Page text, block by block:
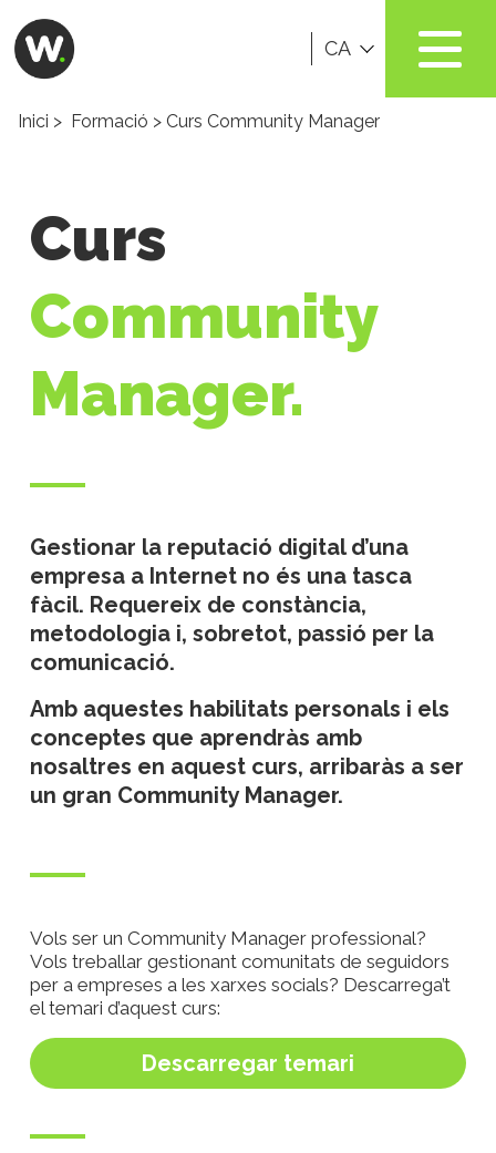
CA
Inici > Formació > Curs Community Manager
Curs
Community
Manager.
Gestionar la reputació digital d’una
empresa a Internet no és una tasca
fàcil. Requereix de constància,
metodologia i, sobretot, passió per la
comunicació.
Amb aquestes habilitats personals i els
conceptes que aprendràs amb
nosaltres en aquest curs, arribaràs a ser
un gran Community Manager.
Vols ser un Community Manager professional?
Vols treballar gestionant comunitats de seguidors
per a empreses a les xarxes socials? Descarrega’t
el temari d’aquest curs:
Descarregar temari